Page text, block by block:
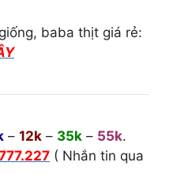
baba thịt giá rẻ:
–12k – 35k – 55k.
( Nhắn tin qua